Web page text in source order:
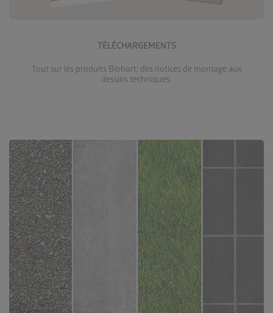
TÉLÉCHARGEMENTS
Tout sur les produits Biohort, des notices de montage aux
dessins techniques.